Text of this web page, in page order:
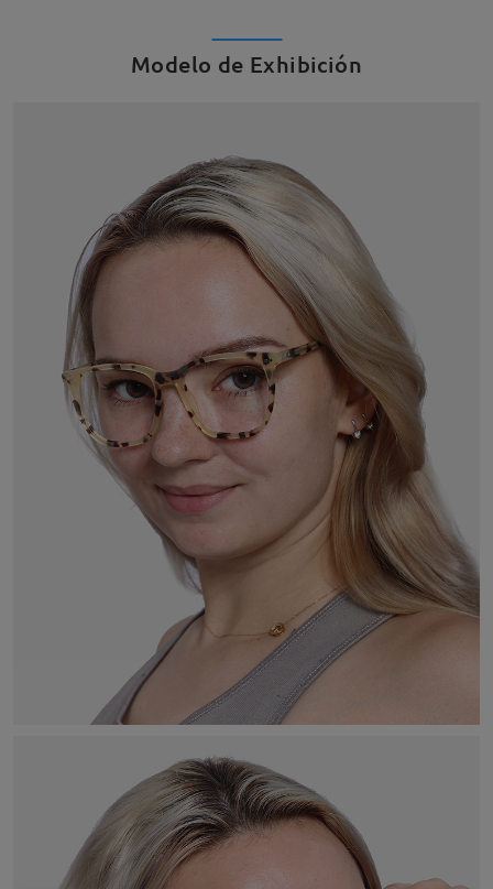
Modelo de Exhibición